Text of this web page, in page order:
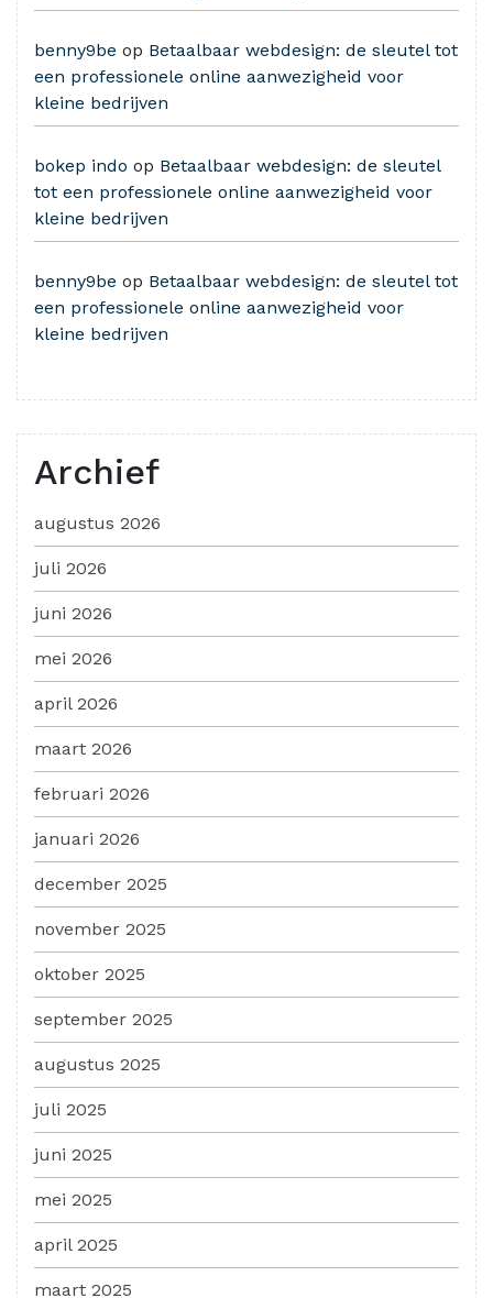
benny9be op Betaalbaar webdesign: de sleutel tot
een professionele online aanwezigheid voor
kleine bedrijven
bokep indo op Betaalbaar webdesign: de sleutel
tot een professionele online aanwezigheid voor
kleine bedrijven
benny9be op Betaalbaar webdesign: de sleutel tot
een professionele online aanwezigheid voor
kleine bedrijven
Archief
augustus 2026
juli 2026
juni 2026
mei 2026
april 2026
maart 2026
februari 2026
januari 2026
december 2025
november 2025
oktober 2025
september 2025
augustus 2025
juli 2025
juni 2025
mei 2025
april 2025
maart 2025